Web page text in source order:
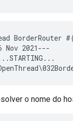
BorderRouter
Nov 2021---
o nome do